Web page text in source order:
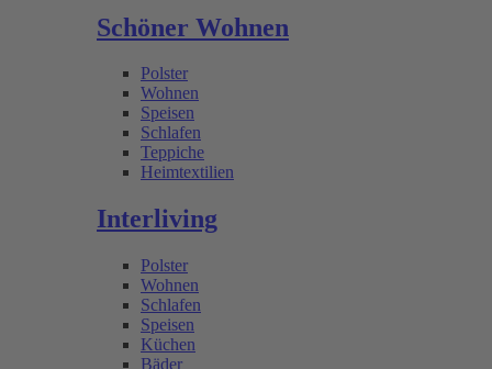
Schöner Wohnen
Polster
Wohnen
Speisen
Schlafen
Teppiche
Heimtextilien
Interliving
Polster
Wohnen
Schlafen
Speisen
Küchen
Bäder